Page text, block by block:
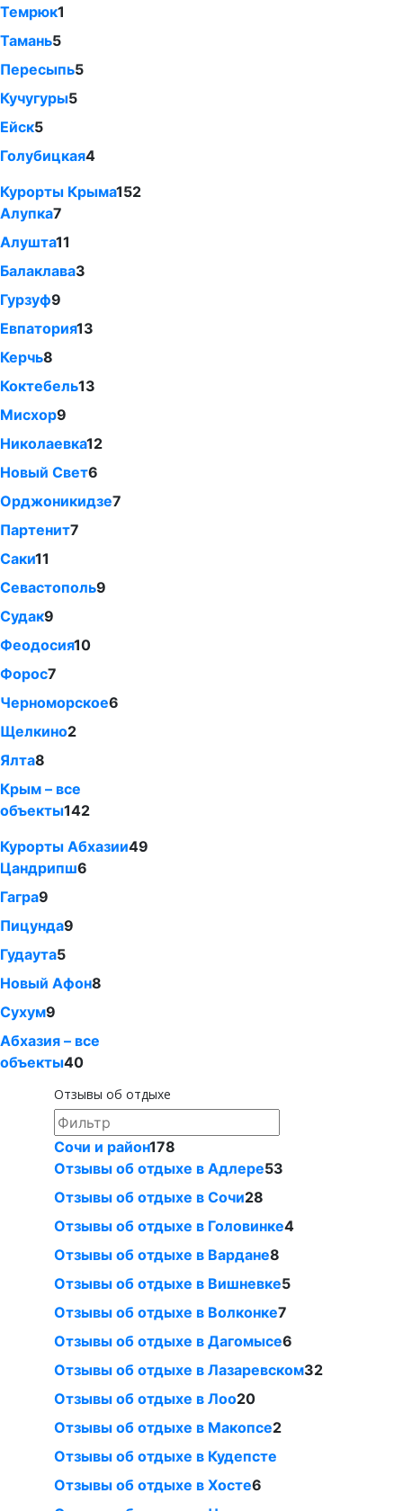
Темрюк1
Тамань5
Пересыпь5
Кучугуры5
Ейск5
Голубицкая4
Курорты Крыма152
Алупка7
Алушта11
Балаклава3
Гурзуф9
Евпатория13
Керчь8
Коктебель13
Мисхор9
Николаевка12
Новый Свет6
Орджоникидзе7
Партенит7
Саки11
Севастополь9
Судак9
Феодосия10
Форос7
Черноморское6
Щелкино2
Ялта8
Крым – все
объекты142
Курорты Абхазии49
Цандрипш6
Гагра9
Пицунда9
Гудаута5
Новый Афон8
Сухум9
Абхазия – все
объекты40
Отзывы об отдыхе
Сочи и район178
Отзывы об отдыхе в Адлере53
Отзывы об отдыхе в Сочи28
Отзывы об отдыхе в Головинке4
Отзывы об отдыхе в Вардане8
Отзывы об отдыхе в Вишневке5
Отзывы об отдыхе в Волконке7
Отзывы об отдыхе в Дагомысе6
Отзывы об отдыхе в Лазаревском32
Отзывы об отдыхе в Лоо20
Отзывы об отдыхе в Макопсе2
Отзывы об отдыхе в Кудепсте
Отзывы об отдыхе в Хосте6